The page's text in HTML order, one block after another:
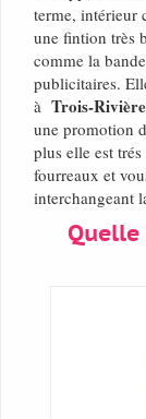
terme, intérieur
une fintion très
comme la
publicitaires.
à Trois-
une promotion
plus elle est
fourreaux et
interchangeant
Quelle